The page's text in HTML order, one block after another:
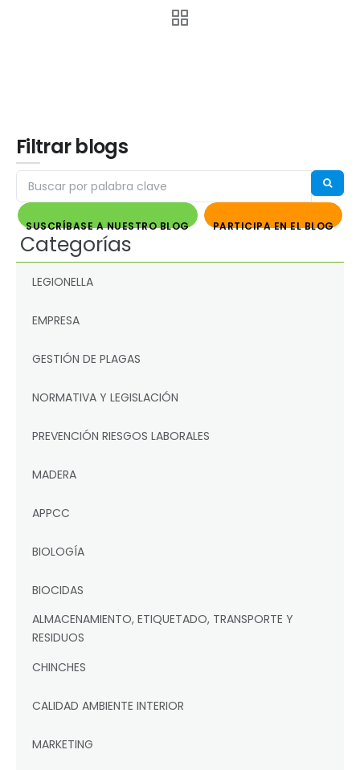
Filtrar blogs
SUSCRÍBASE A NUESTRO BLOG PARTICIPA EN EL BLOG
Categorías
LEGIONELLA
EMPRESA
GESTIÓN DE PLAGAS
NORMATIVA Y LEGISLACIÓN
PREVENCIÓN RIESGOS LABORALES
MADERA
APPCC
BIOLOGÍA
BIOCIDAS
ALMACENAMIENTO, ETIQUETADO, TRANSPORTE Y
RESIDUOS
CHINCHES
CALIDAD AMBIENTE INTERIOR
MARKETING